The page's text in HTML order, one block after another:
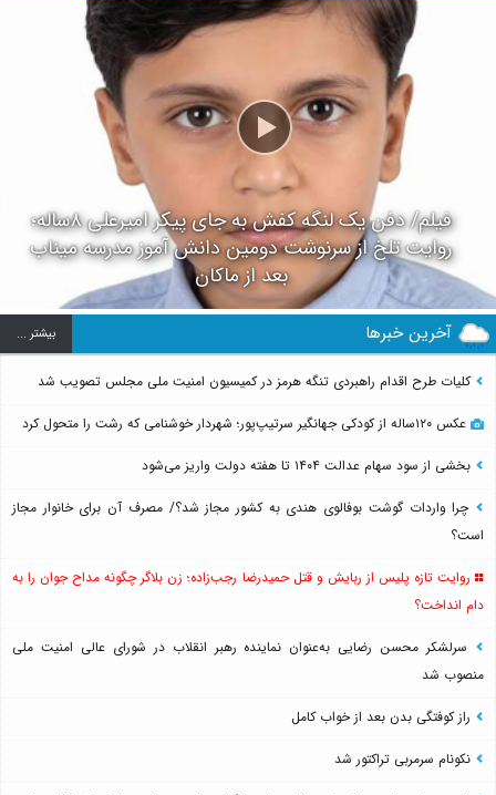
فیلم/ دفن یک لنگه کفش به جای پیکر امیرعلی ۸ساله؛
روایت تلخ از سرنوشت دومین دانش آموز مدرسه میناب
بعد از ماکان
آخرین خبرها بيشتر ...
کلیات طرح اقدام راهبردی تنگه هرمز در کمیسیون امنیت ملی مجلس تصویب شد
عکس ۱۲۰ساله از کودکی جهانگیر سرتیپ‌پور؛ شهردار خوشنامی که رشت را متحول کرد
بخشی از سود سهام عدالت ۱۴۰۴ تا هفته دولت واریز می‌شود
چرا واردات گوشت بوفالوی هندی به کشور مجاز شد؟/ مصرف آن برای خانوار مجاز
است؟
روایت تازه پلیس از ربایش و قتل حمیدرضا رجب‌زاده؛ زن بلاگر چگونه مداح جوان را به
دام انداخت؟
سرلشکر محسن رضایی به‌عنوان نماینده رهبر انقلاب در شورای عالی امنیت ملی
منصوب شد
راز کوفتگی بدن بعد از خواب کامل
نکونام سرمربی تراکتور شد